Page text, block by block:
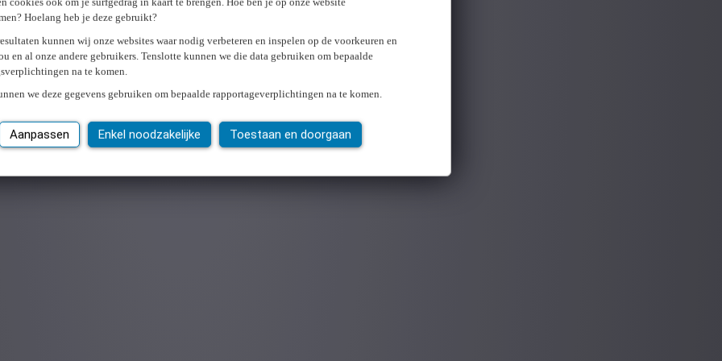
Hoelang heb je deze gebruikt?
kunnen wij onze websites waar nodig verbeteren en inspelen op de voorkeuren en
en al onze andere gebruikers. Tenslotte kunnen we die data gebruiken om bepaalde
na te komen.
we deze gegevens gebruiken om bepaalde rapportageverplichtingen na te komen.
Aanpassen Enkel noodzakelijke Toestaan en doorgaan